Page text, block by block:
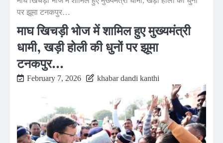
पर झूमा टनकपुर…
माघ खिचड़ी भोज में शामिल हुए मुख्यमंत्री
धामी, खड़ी होली की धुनों पर झूमा
टनकपुर…
February 7, 2026 khabar dandi kanthi